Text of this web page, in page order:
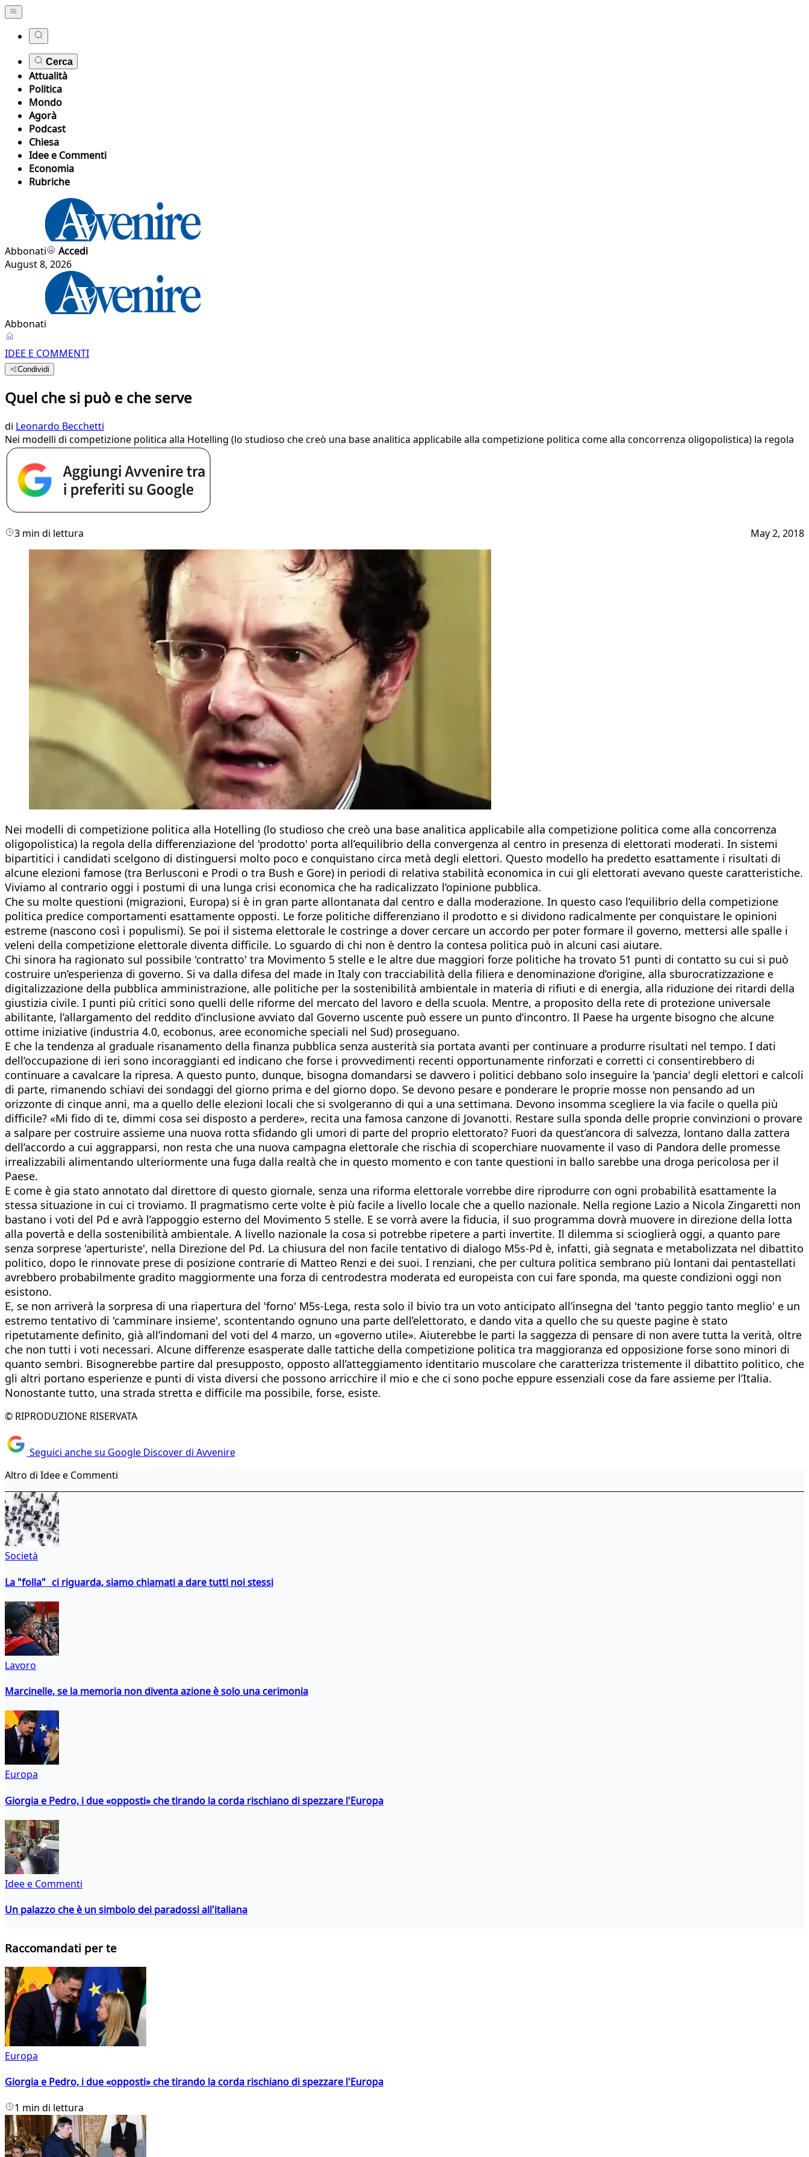
Cerca
Attualità
Politica
Mondo
Agorà
Podcast
Chiesa
Idee e Commenti
Economia
Rubriche
Abbonati
Accedi
August 8, 2026
Abbonati
IDEE E COMMENTI
Condividi
Quel che si può e che serve
di Leonardo Becchetti
Nei modelli di competizione politica alla Hotelling (lo studioso che creò una base analitica applicabile alla competizione politica come alla concorrenza oligopolistica) la regola
3 min di lettura May 2, 2018
Nei modelli di competizione politica alla Hotelling (lo studioso che creò una base analitica applicabile alla competizione politica come alla concorrenza
oligopolistica) la regola della differenziazione del 'prodotto' porta all’equilibrio della convergenza al centro in presenza di elettorati moderati. In sistemi
bipartitici i candidati scelgono di distinguersi molto poco e conquistano circa metà degli elettori. Questo modello ha predetto esattamente i risultati di
alcune elezioni famose (tra Berlusconi e Prodi o tra Bush e Gore) in periodi di relativa stabilità economica in cui gli elettorati avevano queste caratteristiche.
Viviamo al contrario oggi i postumi di una lunga crisi economica che ha radicalizzato l’opinione pubblica.
Che su molte questioni (migrazioni, Europa) si è in gran parte allontanata dal centro e dalla moderazione. In questo caso l’equilibrio della competizione
politica predice comportamenti esattamente opposti. Le forze politiche differenziano il prodotto e si dividono radicalmente per conquistare le opinioni
estreme (nascono così i populismi). Se poi il sistema elettorale le costringe a dover cercare un accordo per poter formare il governo, mettersi alle spalle i
veleni della competizione elettorale diventa difficile. Lo sguardo di chi non è dentro la contesa politica può in alcuni casi aiutare.
Chi sinora ha ragionato sul possibile 'contratto' tra Movimento 5 stelle e le altre due maggiori forze politiche ha trovato 51 punti di contatto su cui si può
costruire un’esperienza di governo. Si va dalla difesa del made in Italy con tracciabilità della filiera e denominazione d’origine, alla sburocratizzazione e
digitalizzazione della pubblica amministrazione, alle politiche per la sostenibilità ambientale in materia di rifiuti e di energia, alla riduzione dei ritardi della
giustizia civile. I punti più critici sono quelli delle riforme del mercato del lavoro e della scuola. Mentre, a proposito della rete di protezione universale
abilitante, l’allargamento del reddito d’inclusione avviato dal Governo uscente può essere un punto d’incontro. Il Paese ha urgente bisogno che alcune
ottime iniziative (industria 4.0, ecobonus, aree economiche speciali nel Sud) proseguano.
E che la tendenza al graduale risanamento della finanza pubblica senza austerità sia portata avanti per continuare a produrre risultati nel tempo. I dati
dell’occupazione di ieri sono incoraggianti ed indicano che forse i provvedimenti recenti opportunamente rinforzati e corretti ci consentirebbero di
continuare a cavalcare la ripresa. A questo punto, dunque, bisogna domandarsi se davvero i politici debbano solo inseguire la 'pancia' degli elettori e calcoli
di parte, rimanendo schiavi dei sondaggi del giorno prima e del giorno dopo. Se devono pesare e ponderare le proprie mosse non pensando ad un
orizzonte di cinque anni, ma a quello delle elezioni locali che si svolgeranno di qui a una settimana. Devono insomma scegliere la via facile o quella più
difficile? «Mi fido di te, dimmi cosa sei disposto a perdere», recita una famosa canzone di Jovanotti. Restare sulla sponda delle proprie convinzioni o provare
a salpare per costruire assieme una nuova rotta sfidando gli umori di parte del proprio elettorato? Fuori da quest’ancora di salvezza, lontano dalla zattera
dell’accordo a cui aggrapparsi, non resta che una nuova campagna elettorale che rischia di scoperchiare nuovamente il vaso di Pandora delle promesse
irrealizzabili alimentando ulteriormente una fuga dalla realtà che in questo momento e con tante questioni in ballo sarebbe una droga pericolosa per il
Paese.
E come è gia stato annotato dal direttore di questo giornale, senza una riforma elettorale vorrebbe dire riprodurre con ogni probabilità esattamente la
stessa situazione in cui ci troviamo. Il pragmatismo certe volte è più facile a livello locale che a quello nazionale. Nella regione Lazio a Nicola Zingaretti non
bastano i voti del Pd e avrà l’appoggio esterno del Movimento 5 stelle. E se vorrà avere la fiducia, il suo programma dovrà muovere in direzione della lotta
alla povertà e della sostenibilità ambientale. A livello nazionale la cosa si potrebbe ripetere a parti invertite. Il dilemma si scioglierà oggi, a quanto pare
senza sorprese 'aperturiste', nella Direzione del Pd. La chiusura del non facile tentativo di dialogo M5s-Pd è, infatti, già segnata e metabolizzata nel dibattito
politico, dopo le rinnovate prese di posizione contrarie di Matteo Renzi e dei suoi. I renziani, che per cultura politica sembrano più lontani dai pentastellati
avrebbero probabilmente gradito maggiormente una forza di centrodestra moderata ed europeista con cui fare sponda, ma queste condizioni oggi non
esistono.
E, se non arriverà la sorpresa di una riapertura del 'forno' M5s-Lega, resta solo il bivio tra un voto anticipato all’insegna del 'tanto peggio tanto meglio' e un
estremo tentativo di 'camminare insieme', scontentando ognuno una parte dell’elettorato, e dando vita a quello che su queste pagine è stato
ripetutamente definito, già all’indomani del voti del 4 marzo, un «governo utile». Aiuterebbe le parti la saggezza di pensare di non avere tutta la verità, oltre
che non tutti i voti necessari. Alcune differenze esasperate dalle tattiche della competizione politica tra maggioranza ed opposizione forse sono minori di
quanto sembri. Bisognerebbe partire dal presupposto, opposto all’atteggiamento identitario muscolare che caratterizza tristemente il dibattito politico, che
gli altri portano esperienze e punti di vista diversi che possono arricchire il mio e che ci sono poche eppure essenziali cose da fare assieme per l’Italia.
Nonostante tutto, una strada stretta e difficile ma possibile, forse, esiste.
© RIPRODUZIONE RISERVATA
Seguici anche su Google Discover di Avvenire
Altro di Idee e Commenti
Società
La "folla" ci riguarda, siamo chiamati a dare tutti noi stessi
Lavoro
Marcinelle, se la memoria non diventa azione è solo una cerimonia
Europa
Giorgia e Pedro, i due «opposti» che tirando la corda rischiano di spezzare l'Europa
Idee e Commenti
Un palazzo che è un simbolo dei paradossi all'italiana
Raccomandati per te
Europa
Giorgia e Pedro, i due «opposti» che tirando la corda rischiano di spezzare l'Europa
1 min di lettura